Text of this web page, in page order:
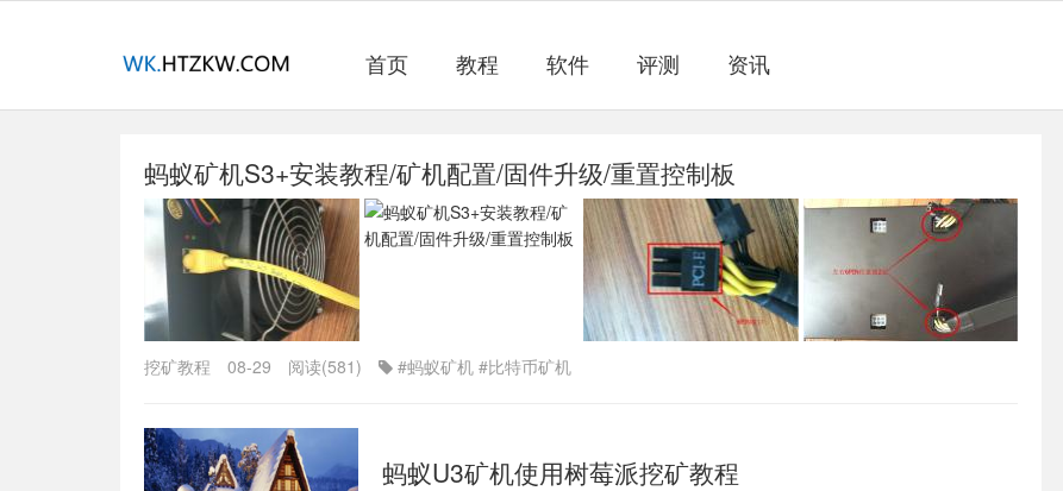
首页 教程 软件 评测 资讯
蚂蚁矿机S3+安装教程/矿机配置/固件升级/重置控制板
挖矿教程 08-29 阅读(581) #蚂蚁矿机 #比特币矿机
蚂蚁U3矿机使用树莓派挖矿教程